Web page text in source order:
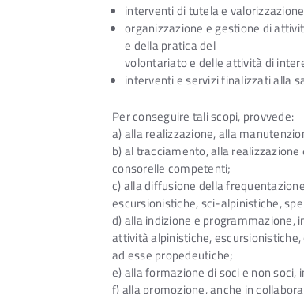
interventi di tutela e
organizzazione e gestione di
e della pratica del
volontariato e delle attività di
interventi e servizi finalizzati alla
Per conseguire tali scopi, provvede:
a) alla realizzazione, alla
b) al tracciamento, alla
consorelle competenti;
c) alla diffusione della
escursionistiche, sci-alpinistiche,
d) alla indizione e programmazione,
attività alpinistiche,
ad esse propedeutiche;
e) alla formazione di soci e non
f) alla promozione, anche in